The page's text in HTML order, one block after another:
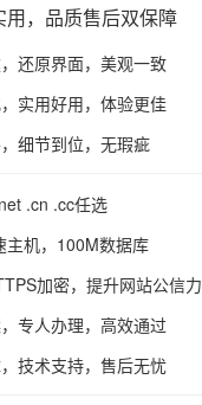
用，品质售后双保障
还原界面，美观一致
实用好用，体验更佳
细节到位，无瑕疵
.cn .cc任选
主机，100M数据库
加密，提升网站公信力
专人办理，高效通过
技术支持，售后无忧